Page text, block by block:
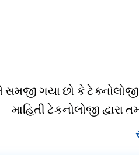
ગયા છો કે ટેક્નોલોજીનો
માહિતી ટેકનોલોજી